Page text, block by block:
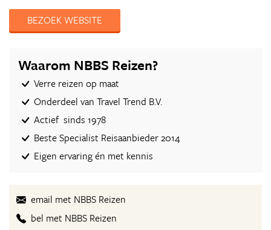
BEZOEK WEBSITE
Waarom NBBS Reizen?
Verre reizen op maat
Onderdeel van Travel Trend B.V.
Actief sinds 1978
Beste Specialist Reisaanbieder 2014
Eigen ervaring én met kennis
email met NBBS Reizen
bel met NBBS Reizen